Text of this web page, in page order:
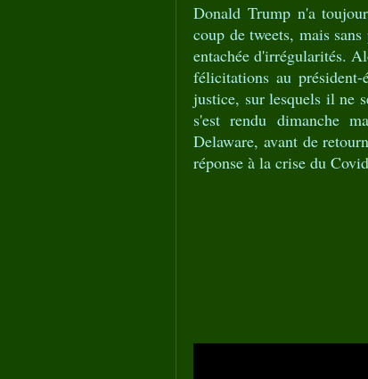
Donald Trump n'a
coup de tweets, mais
entachée d'irrégularités.
félicitations au
justice, sur lesquels il ne
s'est rendu dimanche
Delaware, avant de
réponse à la crise du